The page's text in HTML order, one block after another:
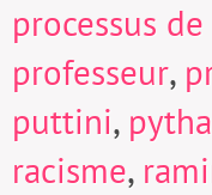
processus
professeur,
puttini,
racisme,